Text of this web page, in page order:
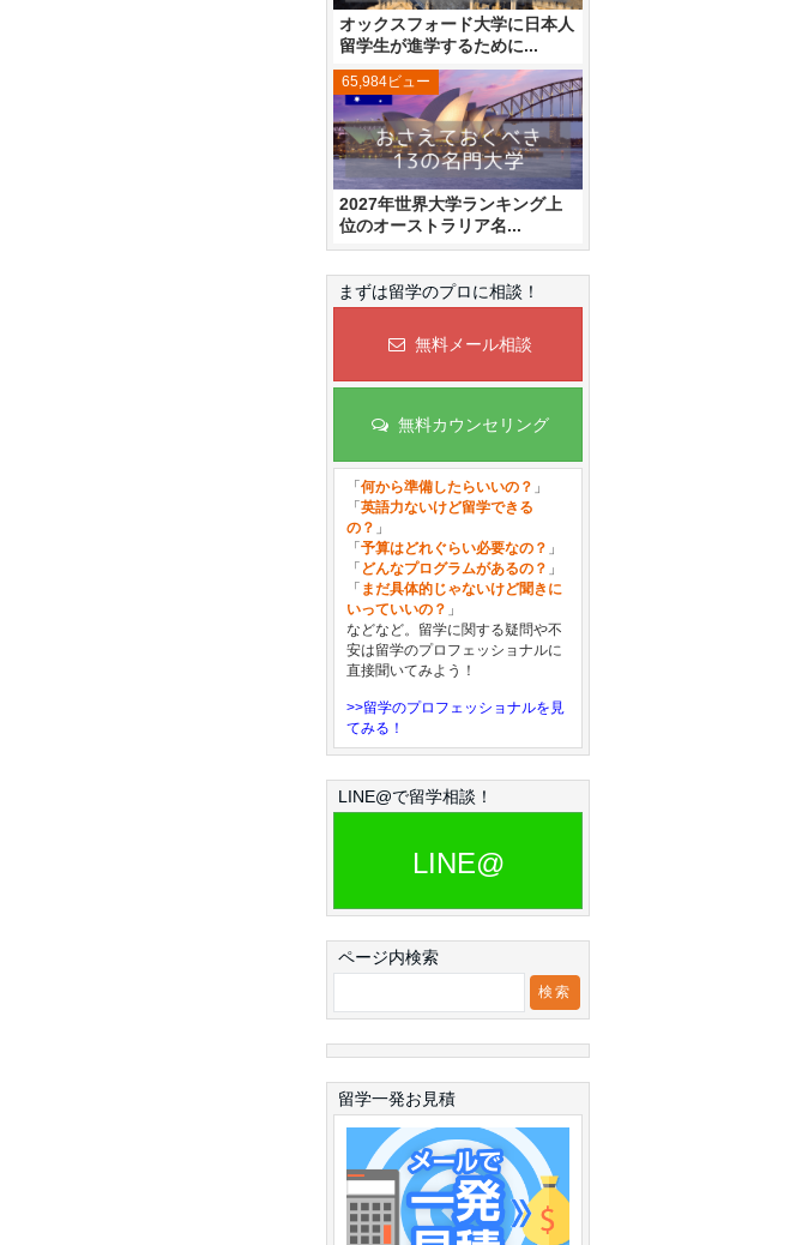
オックスフォード大学に日本人
留学生が進学するために...
2027年世界大学ランキング上
位のオーストラリア名...
65,984ビュー
まずは留学のプロに相談！
無料メール相談
無料カウンセリング
「 何から準備したらいいの？ 」
「 英語力ないけど留学できる
の？ 」
「 予算はどれぐらい必要なの？ 」
「 どんなプログラムがあるの？ 」
「 まだ具体的じゃないけど聞きに
いっていいの？ 」
などなど。留学に関する疑問や不
安は留学のプロフェッショナルに
直接聞いてみよう！
>>留学のプロフェッショナルを見
てみる！
LINE@で留学相談！
LINE@
ページ内検索
留学一発お見積